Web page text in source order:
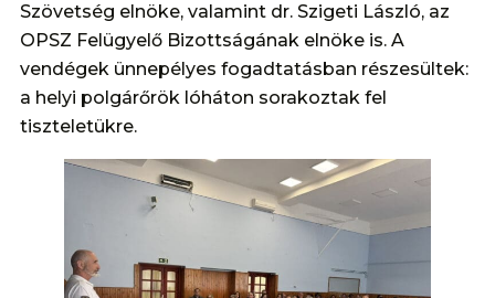
Szövetség elnöke, valamint dr. Szigeti László, az
OPSZ Felügyelő Bizottságának elnöke is. A
vendégek ünnepélyes fogadtatásban részesültek:
a helyi polgárőrök lóháton sorakoztak fel
tiszteletükre.